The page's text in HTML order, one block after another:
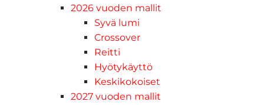
2026 vuoden mallit
Syvä lumi
Crossover
Reitti
Hyötykäyttö
Keskikokoiset
2027 vuoden mallit